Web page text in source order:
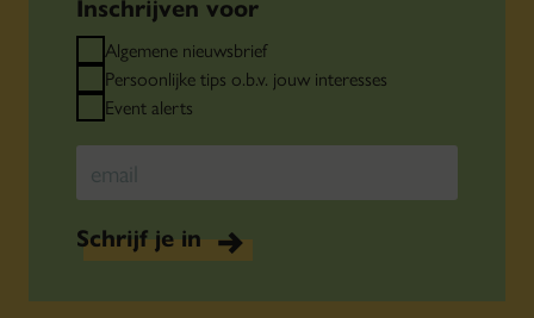
Algemene nieuwsbrief
Persoonlijke tips o.b.v. jouw interesses
Event alerts
Schrijf je in